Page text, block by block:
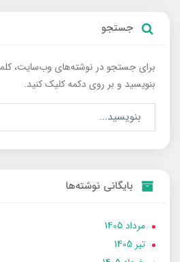
جستجو
برای جستجو در نوشته‌های وب‌سایت،
بنویسید و بر روی دکمه کلیک کنید.
بایگانی نوشته‌ها
مرداد 1405
تير 1405